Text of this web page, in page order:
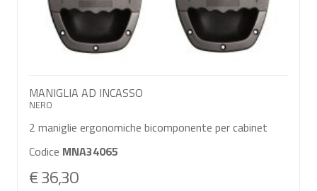
MANIGLIA AD INCASSO
NERO
2 maniglie ergonomiche bicomponente per cabinet
Codice MNA34065
€ 36,30